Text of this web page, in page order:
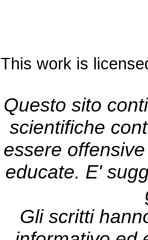
This work is
Questo sito
scientifiche
essere
educate. E'
Gli scritti